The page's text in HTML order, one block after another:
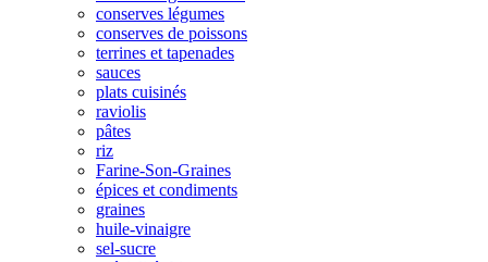
conserves légumes
conserves de poissons
terrines et tapenades
sauces
plats cuisinés
raviolis
pâtes
riz
Farine-Son-Graines
épices et condiments
graines
huile-vinaigre
sel-sucre